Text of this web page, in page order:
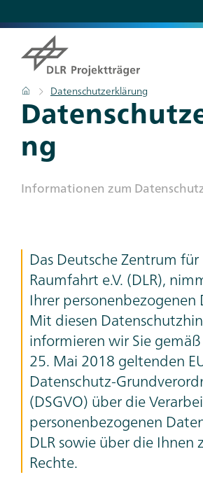
zum
Inhalt
Startseite
Datenschutzerklärung
Titel
ng
Subtitle
In­for­ma­tio­nen zum
Teaser
Text
Das Deutsche Zentrum
Raumfahrt e.V. (DLR),
Ihrer personenbezogenen
Mit diesen
informieren wir Sie
25. Mai 2018 geltenden
Datenschutz-
(DSGVO) über die
personenbezogenen
DLR sowie über die Ihnen
Rechte.